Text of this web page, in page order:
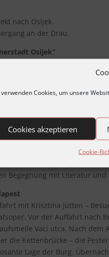
Cookies, um unsere
Cookies akzeptieren
Cookie-
nach Osijek.
an der Drau.
Osijek“
mit der „alten“
mit Übergabe der
Besuch der
oder Konzertbesuch.
Kulturhauptstadt Pecs–
der diesjährigen
– Besuch des Zsolnay
aus der 150jährigen
Begegnung mit Literatur
mit Krisztina Jütten –
Vor der Auffahrt nach
Vaci utca. Nach dem
die Kettenbrücke – die
Lage der Burg.